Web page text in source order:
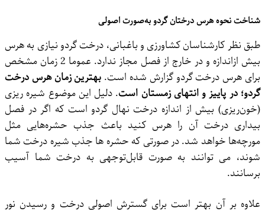
شناخت نحوه هرس درختان گردو به‌صورت اصولی
طبق نظر کارشناسان کشاورزی و باغبانی، درخت گردو نیازی به هرس
بیش‌ ازاندازه و در خارج از فصل مجاز ندارد. عموما 2 زمان مشخص
برای هرس درخت گردو گزارش شده است. بهترین زمان هرس درخت
گردو؛ در پاییز و انتهای زمستان است. دلیل این موضوع شیره ریزی
(خون‌ریزی) بیش ‌از اندازه درخت نهال گردو است که اگر در فصل
بیداری درخت آن را هرس کنید باعث جذب حشره‌هایی مثل
مورچه‌ها خواهد شد. در صورتی‌ که حشره‌ ها جذب شیره درخت شما
شوند، می ‌توانند به ‌صورت قابل‌توجهی به درخت شما آسیب
برسانند.
علاوه بر آن بهتر است برای گسترش اصولی درخت و رسیدن نور